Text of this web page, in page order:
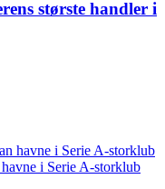
største handler i
i Serie A-storklub